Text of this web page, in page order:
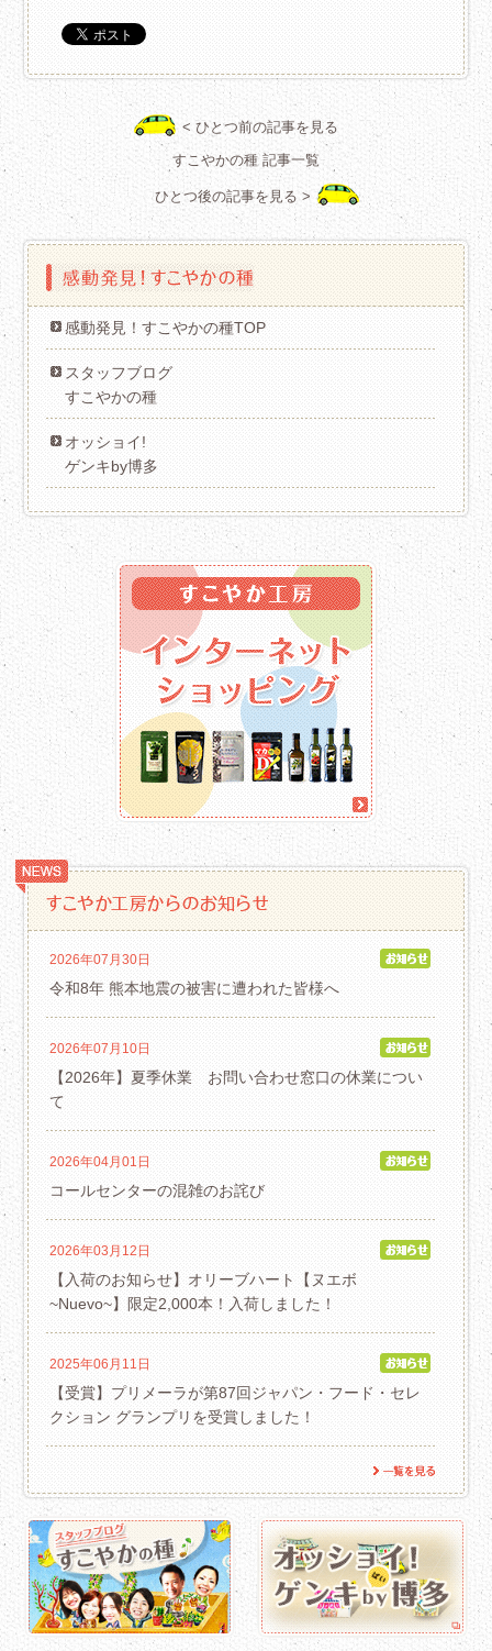
< ひとつ前の記事を見る
すこやかの種 記事一覧
ひとつ後の記事を見る >
感動発見！すこやかの種TOP
スタッフブログ
すこやかの種
オッショイ!
ゲンキby博多
2026年07月30日
令和8年 熊本地震の被害に遭われた皆様へ
2026年07月10日
【2026年】夏季休業 お問い合わせ窓口の休業につい
て
2026年04月01日
コールセンターの混雑のお詫び
2026年03月12日
【入荷のお知らせ】オリーブハート【ヌエボ
~Nuevo~】限定2,000本！入荷しました！
2025年06月11日
【受賞】プリメーラが第87回ジャパン・フード・セレ
クション グランプリを受賞しました！